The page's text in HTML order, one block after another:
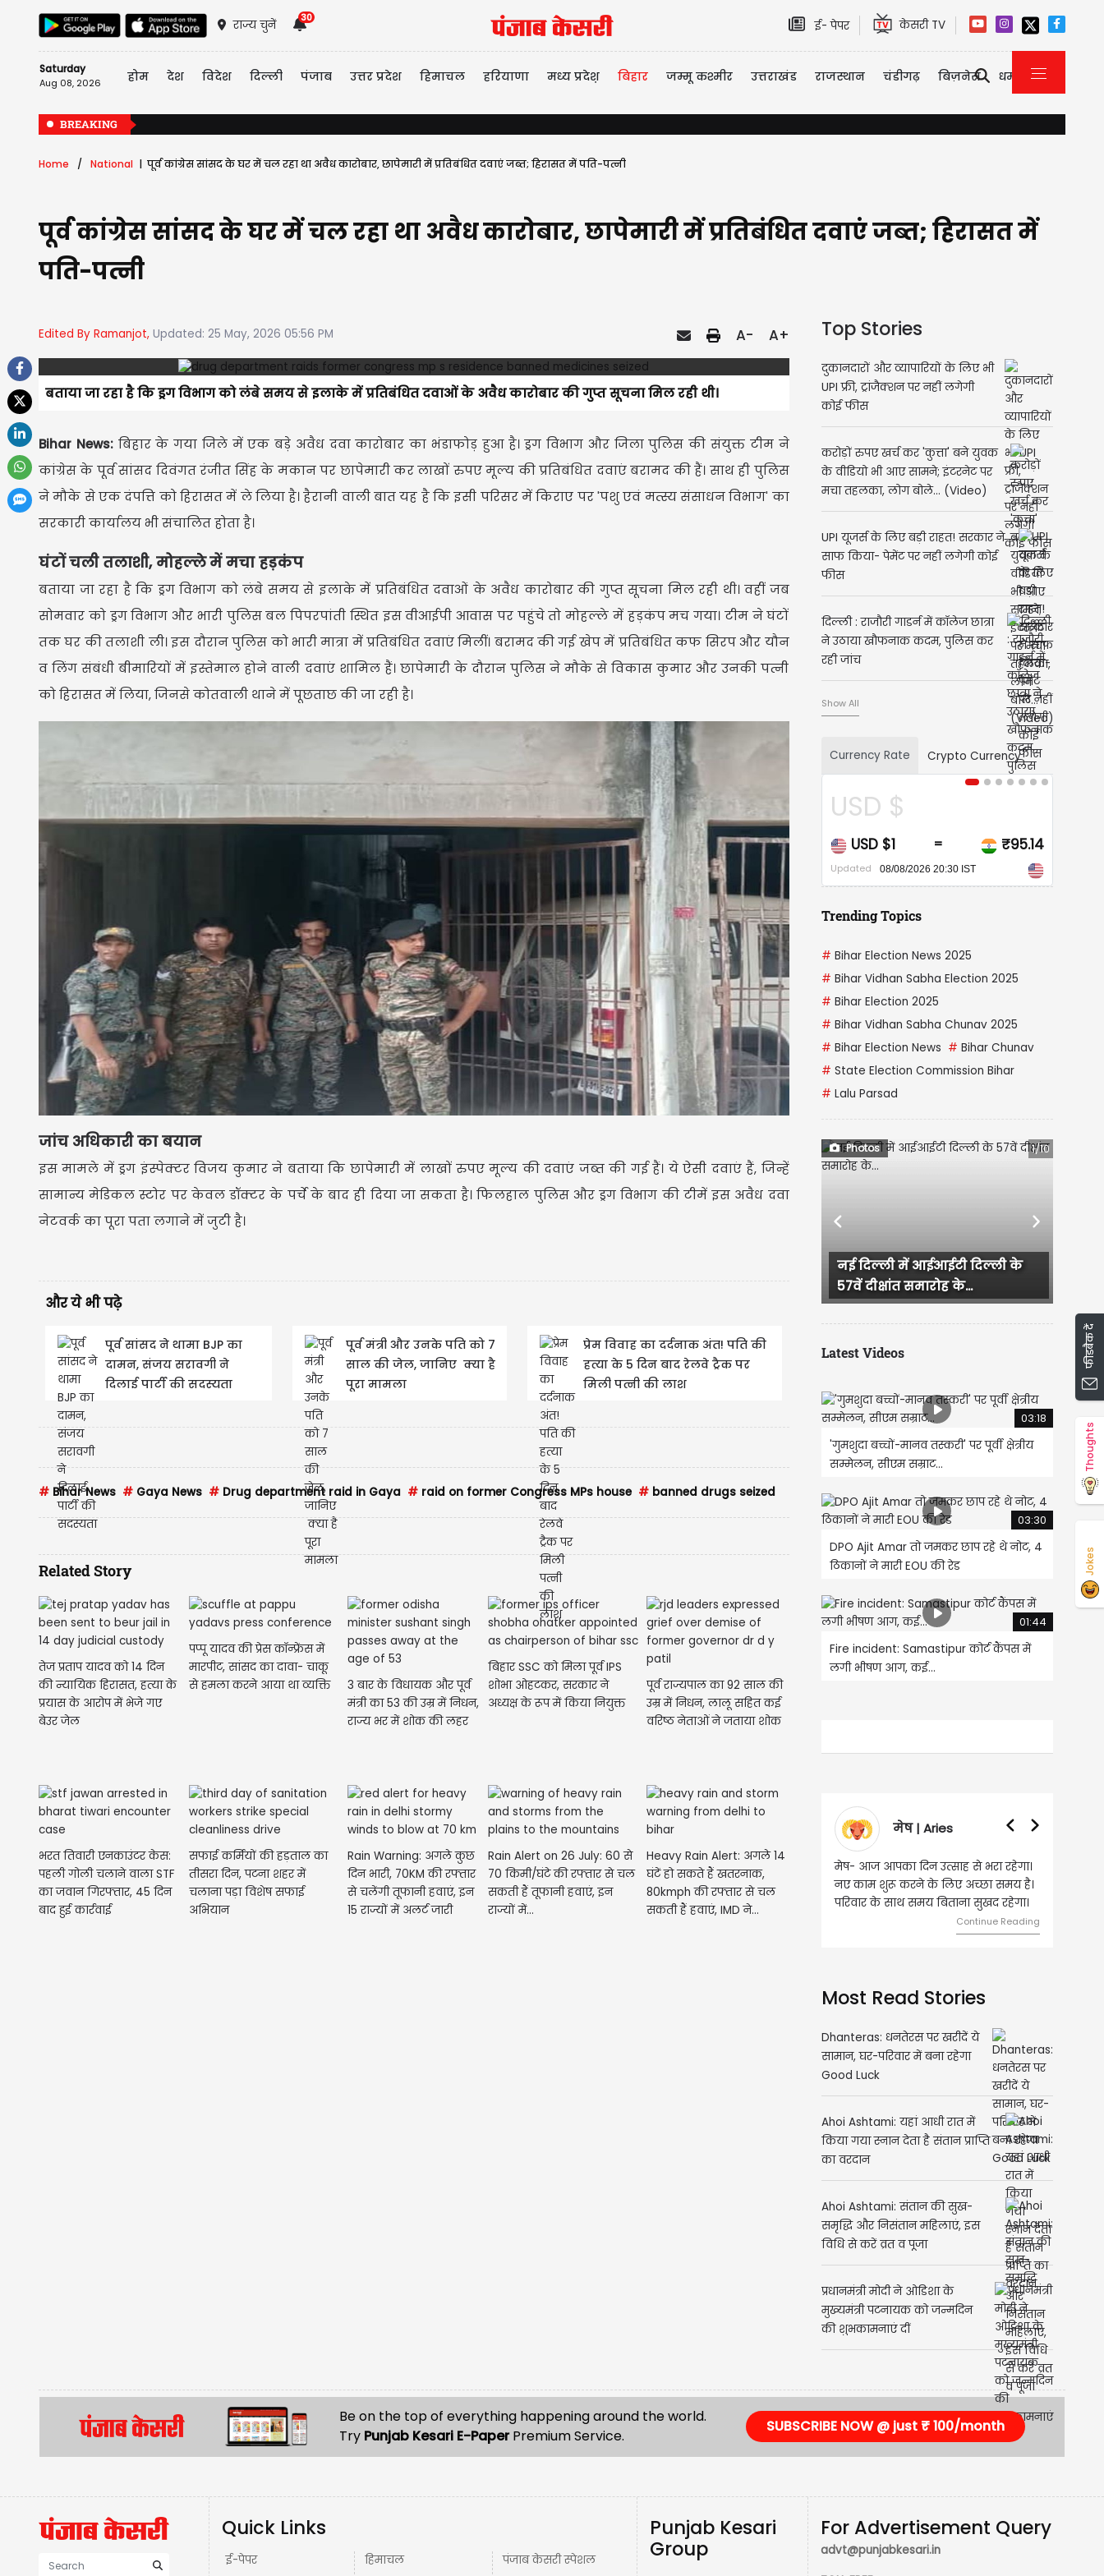
राज्य चुनें
30
ई- पेपर केसरी TV
Saturday
Aug 08, 2026 होम देश विदेश दिल्ली पंजाब उत्तर प्रदेश हिमाचल हरियाणा मध्य प्रदेश़ बिहार जम्मू कश्मीर उत्तराखंड राजस्थान चंडीगढ़ बिज़नेस धर्म
BREAKING
Home National पूर्व कांग्रेस सांसद के घर में चल रहा था अवैध कारोबार, छापेमारी में प्रतिबंधित दवाएं जब्त; हिरासत में पति-पत्नी
पूर्व कांग्रेस सांसद के घर में चल रहा था अवैध कारोबार, छापेमारी में प्रतिबंधित दवाएं जब्त; हिरासत में
पति-पत्नी
Edited By Ramanjot, Updated: 25 May, 2026 05:56 PM A- A+
बताया जा रहा है कि ड्रग विभाग को लंबे समय से इलाके में प्रतिबंधित दवाओं के अवैध कारोबार की गुप्त सूचना मिल रही थी।
Bihar News:बिहार के गया जिले में एक बड़े अवैध दवा कारोबार का भंडाफोड़ हुआ है। ड्रग विभाग और जिला पुलिस की संयुक्त टीम ने
कांग्रेस के पूर्व सांसद दिवंगत रंजीत सिंह के मकान पर छापेमारी कर लाखों रुपए मूल्य की प्रतिबंधित दवाएं बरामद की हैं। साथ ही पुलिस
ने मौके से एक दंपत्ति को हिरासत में ले लिया है। हैरानी वाली बात यह है कि इसी परिसर में किराए पर 'पशु एवं मत्स्य संसाधन विभाग' का
सरकारी कार्यालय भी संचालित होता है।
घंटों चली तलाशी, मोहल्ले में मचा हड़कंप
बताया जा रहा है कि ड्रग विभाग को लंबे समय से इलाके में प्रतिबंधित दवाओं के अवैध कारोबार की गुप्त सूचना मिल रही थी। वहीं जब
सोमवार को ड्रग विभाग और भारी पुलिस बल पिपरपांती स्थित इस वीआईपी आवास पर पहुंचे तो मोहल्ले में हड़कंप मच गया। टीम ने घंटों
तक घर की तलाशी ली। इस दौरान पुलिस को भारी मात्रा में प्रतिबंधित दवाएं मिलीं। बरामद की गई खेप में प्रतिबंधित कफ सिरप और यौन
व लिंग संबंधी बीमारियों में इस्तेमाल होने वाली दवाएं शामिल हैं। छापेमारी के दौरान पुलिस ने मौके से विकास कुमार और उनकी पत्नी
को हिरासत में लिया, जिनसे कोतवाली थाने में पूछताछ की जा रही है।
जांचअधिकारी का बयान
इस मामले में ड्रग इंस्पेक्टर विजय कुमार ने बताया कि छापेमारी में लाखों रुपए मूल्य की दवाएं जब्त की गई हैं। ये ऐसी दवाएं हैं, जिन्हें
सामान्य मेडिकल स्टोर पर केवल डॉक्टर के पर्चे के बाद ही दिया जा सकता है। फिलहाल पुलिस और ड्रग विभाग की टीमें इस अवैध दवा
नेटवर्क का पूरा पता लगाने में जुटी है।
और ये भी पढ़े
पूर्व सांसद ने थामा BJP का
दामन, संजय सरावगी ने
दिलाई पार्टी की सदस्यता
पूर्व मंत्री और उनके पति को 7
साल की जेल, जानिए क्या है
पूरा मामला
प्रेम विवाह का दर्दनाक अंत! पति की
हत्या के 5 दिन बाद रेलवे ट्रैक पर
मिली पत्नी की लाश
# Bihar News # Gaya News # Drug department raid in Gaya # raid on former Congress MPs house # banned drugs seized
Related Story
तेज प्रताप यादव को 14 दिन
की न्यायिक हिरासत, हत्या के
प्रयास के आरोप में भेजे गए
बेउर जेल
पप्पू यादव की प्रेस कॉन्फ्रेंस में
मारपीट, सांसद का दावा- चाकू
से हमला करने आया था व्यक्ति
3 बार के विधायक और पूर्व
मंत्री का 53 की उम्र में निधन,
राज्य भर में शोक की लहर
बिहार SSC को मिला पूर्व IPS
शोभा ओहटकर, सरकार ने
अध्यक्ष के रूप में किया नियुक्त
पूर्व राज्यपाल का 92 साल की
उम्र में निधन, लालू सहित कई
वरिष्ठ नेताओं ने जताया शोक
भरत तिवारी एनकाउंटर केस:
पहली गोली चलाने वाला STF
का जवान गिरफ्तार, 45 दिन
बाद हुई कार्रवाई
सफाई कर्मियों की हड़ताल का
तीसरा दिन, पटना शहर में
चलाना पड़ा विशेष सफाई
अभियान
Rain Warning: अगले कुछ
दिन भारी, 70KM की रफ्तार
से चलेंगी तूफानी हवाएं, इन
15 राज्यों में अलर्ट जारी
Rain Alert on 26 July: 60 से
70 किमी/घंटे की रफ्तार से चल
सकती हैं तूफानी हवाएं, इन
राज्यों में...
Heavy Rain Alert: अगले 14
घंटें हो सकते हैं खतरनाक,
80kmph की रफ्तार से चल
सकती हैं हवाएं, IMD ने...
Top Stories
दुकानदारों और व्यापारियों के लिए भी
UPI फ्री, ट्रांजैक्शन पर नहीं लगेगी
कोई फीस
करोड़ों रुपए खर्च कर 'कुत्ता' बने युवक
के वीडियो भी आए सामने; इंटरनेट पर
मचा तहलका, लोग बोले... (Video)
UPI यूजर्स के लिए बड़ी राहत! सरकार ने
साफ किया- पेमेंट पर नहीं लगेगी कोई
फीस
दिल्ली : राजौरी गाडर्न में कॉलेज छात्रा
ने उठाया खौफनाक कदम, पुलिस कर
रही जांच
Show All
Currency Rate Crypto Currency
USD $
USD $1 = ₹95.14
Updated 08/08/2026 20:30 IST
CAD $
CAD $1 ₹68.20
Updated 08/08/2026 20:30 IST
Trending Topics
# Bihar Election News 2025
# Bihar Vidhan Sabha Election 2025
# Bihar Election 2025
# Bihar Vidhan Sabha Chunav 2025
# Bihar Election News # Bihar Chunav
# State Election Commission Bihar
# Lalu Parsad
Photos 1/10
महाराष्ट्र के उपमुख्यमंत्री एकनाथ
शिंदे ने प्रधानमंत्री...
Previous Next
Latest Videos
03:18
'गुमशुदा बच्चों-मानव तस्करी' पर पूर्वी क्षेत्रीय
सम्मेलन, सीएम सम्राट...
03:30
DPO Ajit Amar तो जमकर छाप रहे थे नोट, 4
ठिकानों ने मारी EOU की रेड
01:44
Fire incident: Samastipur कोर्ट कैंपस में
लगी भीषण आग, कई...
मेष- आज आपका दिन उत्साह से भरा रहेगा।
नए काम शुरू करने के लिए अच्छा समय है।
परिवार के साथ समय बिताना सुखद रहेगा।
वृषभ | Taurus
वृष- आज का दिन इस राशि के जातकों के
लिए शुभ रहने वाला है। धन और नौकरी के
मामलों में सफलता मिलेगी। मित्रों से
मेलजोल बढ़ेगा। आर्थिक निवेश सोच-
Most Read Stories
Dhanteras: धनतेरस पर खरीदें ये
सामान, घर-परिवार में बना रहेगा
Ahoi Ashtami: यहां आधी रात में
किया गया स्नान देता है संतान प्राप्ति
Ahoi Ashtami: संतान की सुख-
समृद्धि और निसंतान महिलाएं, इस
प्रधानमंत्री मोदी ने ओडिशा के
मुख्यमंत्री पटनायक को जन्मदिन
Be on the top of everything happening around the world.
SUBSCRIBE NOW @ just ₹ 100/month
Quick Links
Punjab Kesari
For Advertisement Query
फीडबैक दें
Thoughts
Jokes